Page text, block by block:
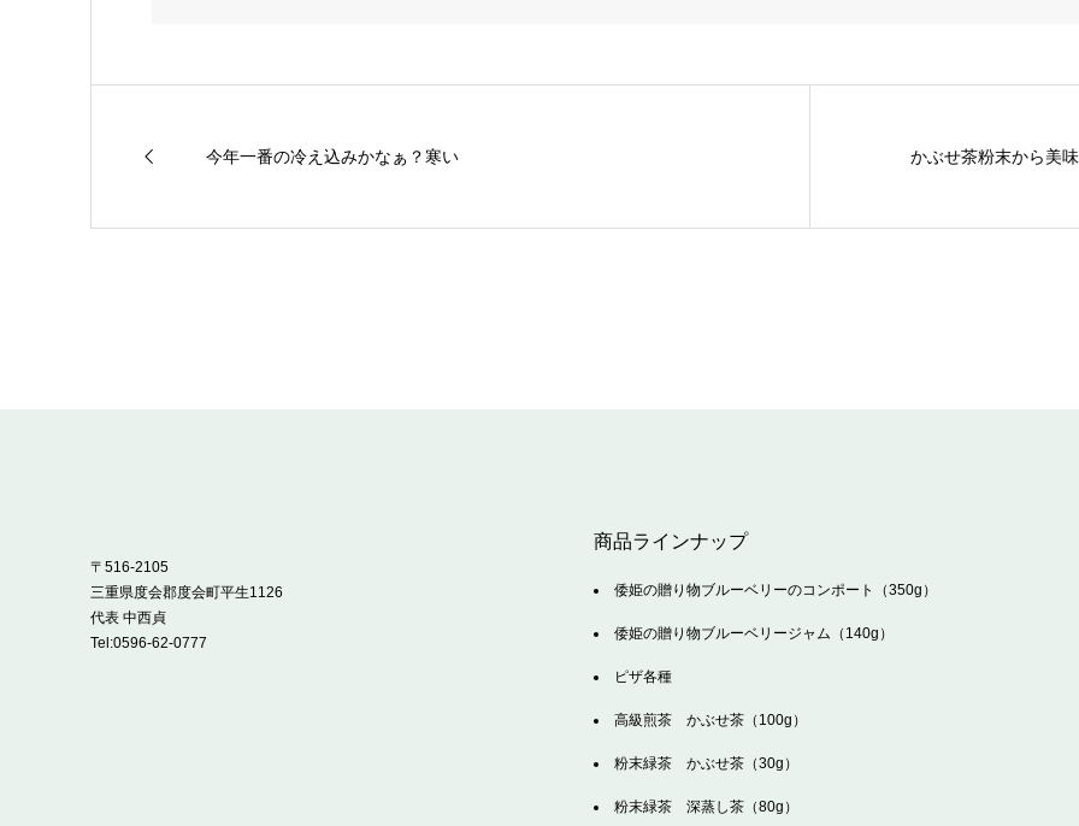
今年一番の冷え込みかなぁ？寒い かぶせ茶粉末から美
〒516-2105
三重県度会郡度会町平生1126
代表 中西貞
Tel:0596-62-0777
商品ラインナップ
倭姫の贈り物ブルーベリーのコンポート（350g）
倭姫の贈り物ブルーベリージャム（140g）
ピザ各種
高級煎茶 かぶせ茶（100g）
粉末緑茶 かぶせ茶（30g）
粉末緑茶 深蒸し茶（80g）